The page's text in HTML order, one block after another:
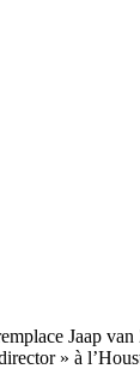
Jaap
» à